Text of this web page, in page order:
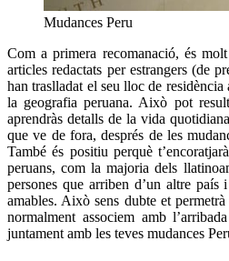
Mudances Peru
Com a primera recomanació, és
articles redactats per estrangers (de
han traslladat el seu lloc de
la geografia peruana. Això pot
aprendràs detalls de la vida
que ve de fora, després de les
També és positiu perquè
peruans, com la majoria dels
persones que arriben d’un altre
amables. Això sens dubte et
normalment associem amb
juntament amb les teves mudances